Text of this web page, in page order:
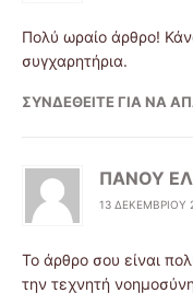
Πολύ ωραίο άρθρο!
συγχαρητήρια.
ΣΥΝΔΕΘΕΊΤΕ ΓΙΑ ΝΑ
ΠΑΝΟΥ
13 ΔΕΚΕΜΒΡΊΟΥ
Το άρθρο σου είναι
την τεχνητή